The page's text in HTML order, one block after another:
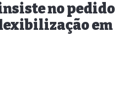
no pedido
em